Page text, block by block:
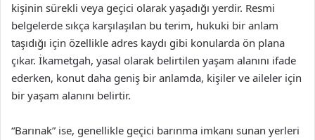
kişinin sürekli veya geçici olarak yaşadığı yerdir. Resmi
belgelerde sıkça karşılaşılan bu terim, hukuki bir anlam
taşıdığı için özellikle adres kaydı gibi konularda ön plana
çıkar. İkametgah, yasal olarak belirtilen yaşam alanını ifade
ederken, konut daha geniş bir anlamda, kişiler ve aileler için
bir yaşam alanını belirtir.
“Barınak” ise, genellikle geçici barınma imkanı sunan yerleri